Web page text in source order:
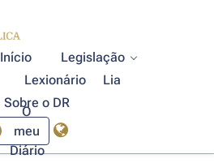
Início
Legislação
Lexionário
Lia
Sobre o DR
O
meu
Diário